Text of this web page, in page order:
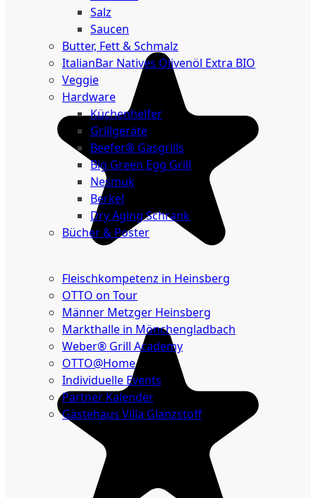
Salz
Saucen
Butter, Fett & Schmalz
ItalianBar Natives Olivenöl Extra BIO
Veggie
Hardware
Küchenhelfer
Grillgeräte
Beefer® Gasgrills
Big Green Egg Grill
Nesmuk
Berkel
Dry Aging Schrank
Bücher & Poster
Fleischkompetenz in Heinsberg
OTTO on Tour
Männer Metzger Heinsberg
Markthalle in Mönchengladbach
Weber® Grill Academy
OTTO@Home
Individuelle Events
Partner Kalender
Gästehaus Villa Glanzstoff
Gutscheine